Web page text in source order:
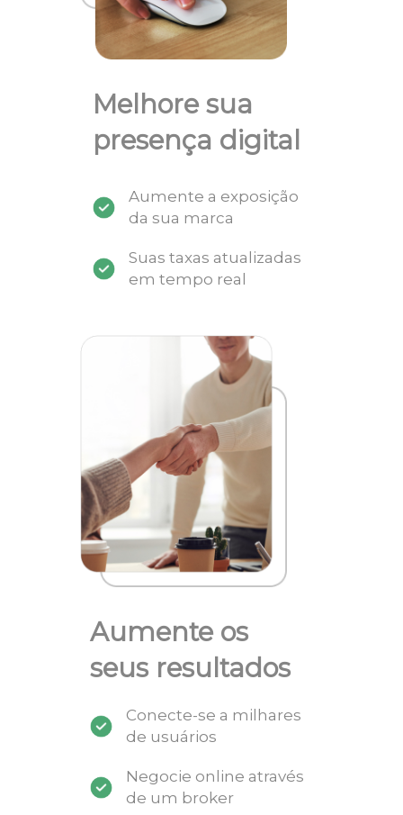
Melhore sua
presença digital
Aumente a exposição
da sua marca
Suas taxas atualizadas
em tempo real
Aumente os
seus resultados
Conecte-se a milhares
de usuários
Negocie online através
de um broker